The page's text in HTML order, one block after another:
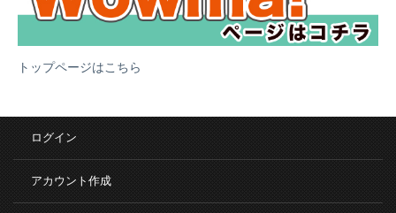
トップページはこちら
ログイン
アカウント作成